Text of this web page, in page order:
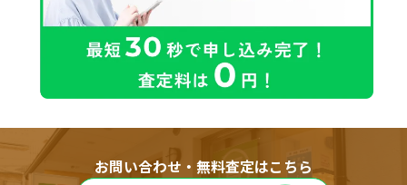
お問い合わせ・無料査定はこちら